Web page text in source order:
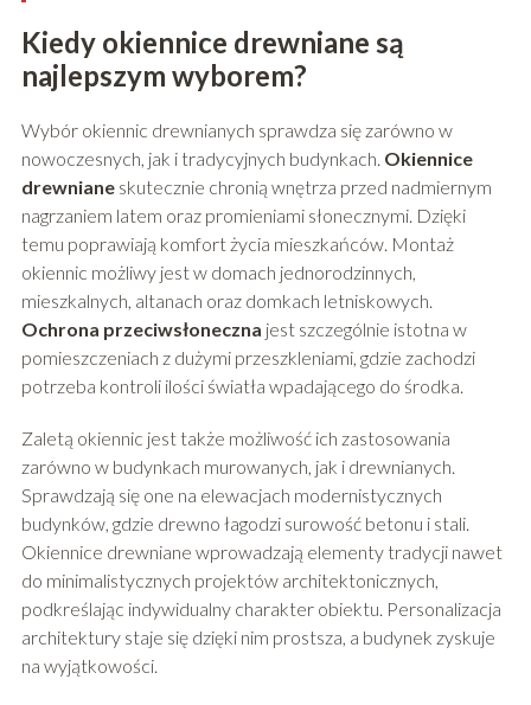
Kiedy okiennice drewniane są
najlepszym wyborem?
Wybór okiennic drewnianych sprawdza się zarówno w
nowoczesnych, jak i tradycyjnych budynkach. Okiennice
drewnianeskutecznie chronią wnętrza przed nadmiernym
nagrzaniem latem oraz promieniami słonecznymi. Dzięki
temu poprawiają komfort życia mieszkańców. Montaż
okiennic możliwy jest w domach jednorodzinnych,
mieszkalnych, altanach oraz domkach letniskowych.
Ochrona przeciwsłoneczna jest szczególnie istotna w
pomieszczeniach z dużymi przeszkleniami, gdzie zachodzi
potrzeba kontroli ilości światła wpadającego do środka.
Zaletą okiennic jest także możliwość ich zastosowania
zarówno w budynkach murowanych, jak i drewnianych.
Sprawdzają się one na elewacjach modernistycznych
budynków, gdzie drewno łagodzi surowość betonu i stali.
Okiennice drewniane wprowadzają elementy tradycji nawet
do minimalistycznych projektów architektonicznych,
podkreślając indywidualny charakter obiektu. Personalizacja
architektury staje się dzięki nim prostsza, a budynek zyskuje
na wyjątkowości.